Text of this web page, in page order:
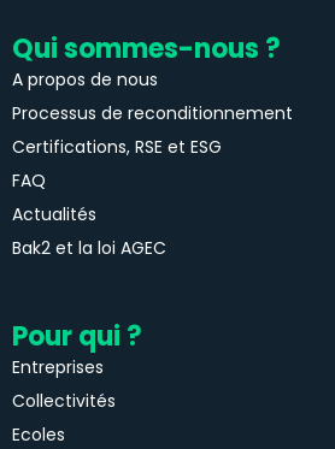
Qui sommes-nous ?
A propos de nous
Processus de reconditionnement
Certifications, RSE et ESG
FAQ
Actualités
Bak2 et la loi AGEC
Pour qui ?
Entreprises
Collectivités
Ecoles